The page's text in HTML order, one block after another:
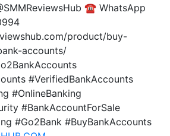
☎️ WhatsApp
product/buy-
accounts/
#VerifiedBankAccounts
#OnlineBanking
#BankAccountForSale
#Go2Bank #BuyBankAccounts